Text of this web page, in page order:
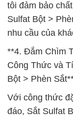
tôi đảm bảo
Sulfat Bột >
nhu cầu của
**4. Đắm Chìm
Công Thức và
Bột > Phèn
Với công thức
đáo, Sắt Sulfat